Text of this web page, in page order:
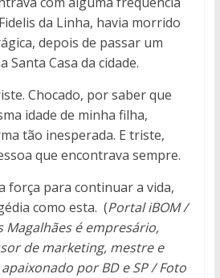
da Linha, havia morrido
depois de passar um
Casa da cidade.
Chocado, por saber que
idade de minha filha,
tão inesperada. E triste,
que encontrava sempre.
força para continuar a vida,
como esta. (Portal iBOM /
Magalhães é empresário,
de marketing, mestre e
por BD e SP / Foto